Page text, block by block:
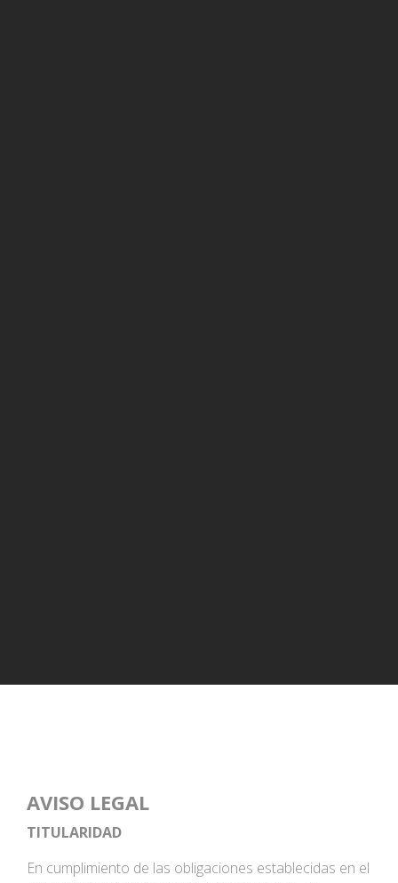
AVISO LEGAL
TITULARIDAD
En cumplimiento de las obligaciones establecidas en el